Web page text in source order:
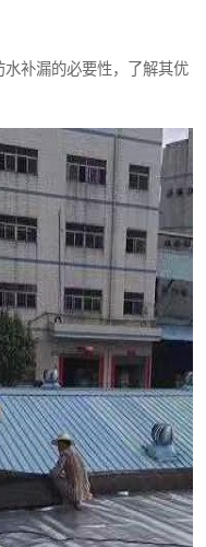
补漏的必要性，了解其优